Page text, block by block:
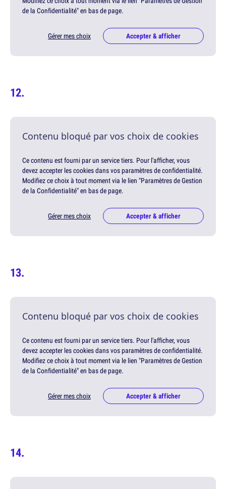
de la Confidentialité" en bas de page.
Gérer mes choix Accepter & afficher
Contenu bloqué par vos choix de cookies
Ce contenu est fourni par un service tiers. Pour l'afficher, vous
devez accepter les cookies dans vos paramètres de confidentialité.
Modifiez ce choix à tout moment via le lien "Paramètres de Gestion
de la Confidentialité" en bas de page.
Gérer mes choix Accepter & afficher
Contenu bloqué par vos choix de cookies
Ce contenu est fourni par un service tiers. Pour l'afficher, vous
devez accepter les cookies dans vos paramètres de confidentialité.
Modifiez ce choix à tout moment via le lien "Paramètres de Gestion
de la Confidentialité" en bas de page.
Gérer mes choix Accepter & afficher